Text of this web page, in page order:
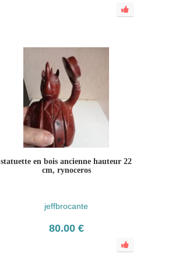
statuette en bois ancienne hauteur 22
cm, rynoceros
jeffbrocante
80.00 €